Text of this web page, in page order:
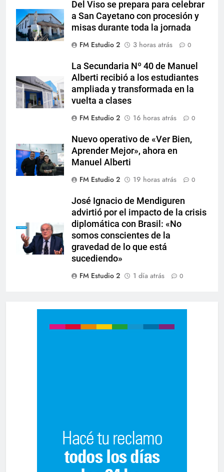
Del Viso se prepara para celebrar
a San Cayetano con procesión y
misas durante toda la jornada
FM Estudio 2
3 horas atrás 0
La Secundaria Nº 40 de Manuel
Alberti recibió a los estudiantes
ampliada y transformada en la
vuelta a clases
FM Estudio 2
16 horas atrás 0
Nuevo operativo de «Ver Bien,
Aprender Mejor», ahora en
Manuel Alberti
FM Estudio 2
19 horas atrás 0
José Ignacio de Mendiguren
advirtió por el impacto de la crisis
diplomática con Brasil: «No
somos conscientes de la
gravedad de lo que está
sucediendo»
FM Estudio 2
1 día atrás 0